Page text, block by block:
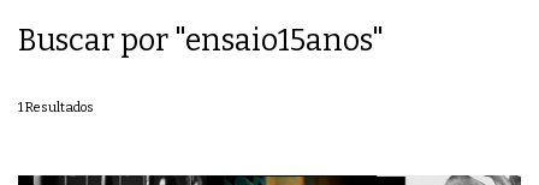
Buscar por "ensaio15anos"
1Resultados